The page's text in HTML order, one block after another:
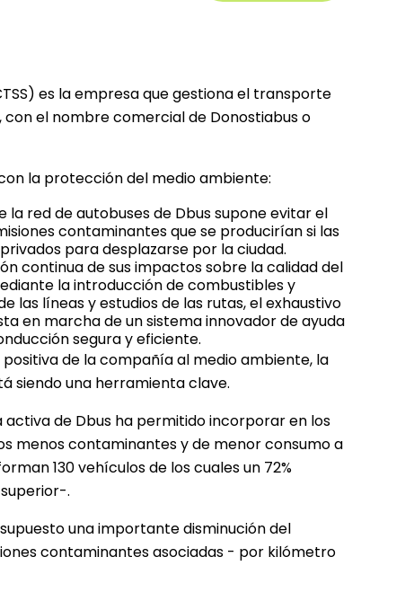
es la empresa que gestiona el transporte
con el nombre comercial de Donostiabus o
la protección del medio ambiente:
la red de autobuses de Dbus supone evitar el
contaminantes que se producirían si las
para desplazarse por la ciudad.
continua de sus impactos sobre la calidad del
la introducción de combustibles y
las líneas y estudios de las rutas, el exhaustivo
en marcha de un sistema innovador de ayuda
segura y eficiente.
de la compañía al medio ambiente, la
siendo una herramienta clave.
de Dbus ha permitido incorporar en los
menos contaminantes y de menor consumo a
130 vehículos de los cuales un 72%
.
una importante disminución del
contaminantes asociadas - por kilómetro